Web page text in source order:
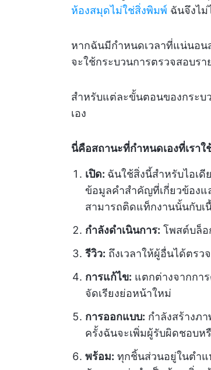
ห้องสมุดไม่ใช่สิ่งพิมพ์ ฉันจึงไม่
หากฉันมีกำหนดเวลาที่แน่นอน
จะใช้กระบวนการตรวจสอบรา
สำหรับแต่ละขั้นตอนของกระ
เอง
นี่คือสถานะที่กำหนดเองที่เราใ
เปิด: ฉันใช้สิ่งนี้สำหรับไอเดี
ข้อมูลคำสำคัญที่เกี่ยวข้อง
สามารถติดแท็กงานนั้นกับเ
กำลังดำเนินการ: โพสต์บล็อ
รีวิว: ถึงเวลาให้ผู้อื่นได้ตรว
การแก้ไข: แตกต่างจากกา
จัดเรียงย่อหน้าใหม่
การออกแบบ: กำลังสร้างภ
ครั้งฉันจะเพิ่มผู้รับผิดชอบ
พร้อม: ทุกชิ้นส่วนอยู่ในตำแ